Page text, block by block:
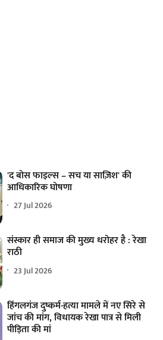
'द बोस फाइल्स – सच या साज़िश' की
आधिकारिक घोषणा
27 Jul 2026
संस्कार ही समाज की मुख्य धरोहर है : रेखा
राठी
23 Jul 2026
हिंगलगंज दुष्कर्म-हत्या मामले में नए सिरे से
जांच की मांग, विधायक रेखा पात्र से मिली
पीड़िता की मां